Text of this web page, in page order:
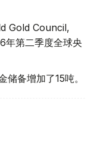
Gold Council,
年第二季度全球央
备增加了15吨。